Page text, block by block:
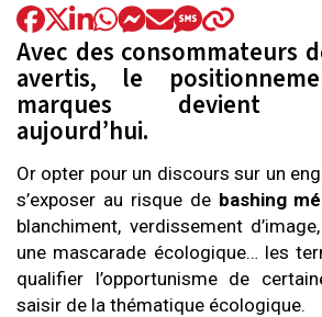
:
Avec des consommateurs
avertis, le
marques devient
aujourd’hui.
Or opter pour un discours sur un
s’exposer au risque de bashing
blanchiment, verdissement
une mascarade écologique… les
qualifier l’opportunisme de
saisir de la thématique écologique.